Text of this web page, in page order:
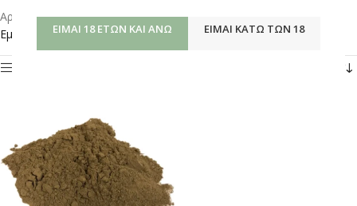
ΕΊΜΑΙ 18 ΕΤΏΝ ΚΑΙ ΆΝΩ ΕΊΜΑΙ ΚΆΤΩ ΤΩΝ 18
Αρχική σελίδα/Shop/Προϊόντα με ετικέτα “VALERENIC ACID”
Εμφάνιση του μοναδικού αποτελέσματος